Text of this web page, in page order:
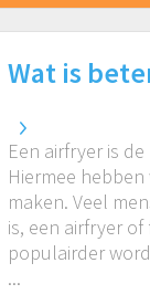
Wat is
Een airfryer is
Hiermee
maken. Veel
is, een airfryer
populairder
...